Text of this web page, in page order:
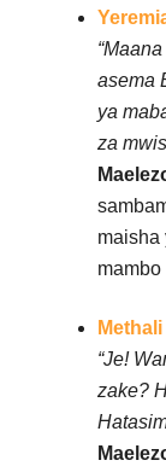
asema
ya
za
maisha
“Je!
zake?